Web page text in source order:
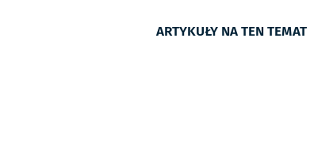
ARTYKUŁY NA TEN TEMAT